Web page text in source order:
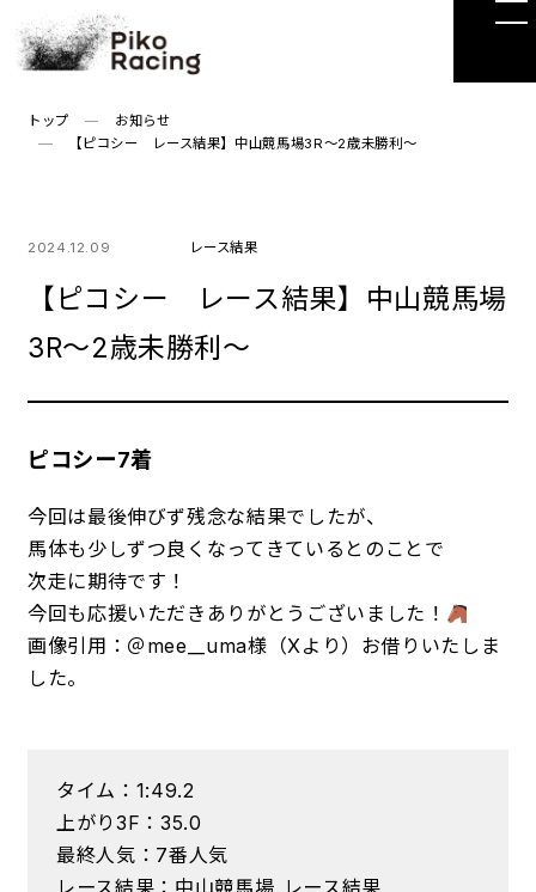
to
content
トップ
お知らせ
【ピコシー レース結果】中山競馬場3R～2歳未勝利～
2024.12.09 レース結果
【ピコシー レース結果】中山競馬場
3R～2歳未勝利～
ピコシー7着
今回は最後伸びず残念な結果でしたが、
馬体も少しずつ良くなってきているとのことで
次走に期待です！
今回も応援いただきありがとうございました！
画像引用：＠mee__uma様（Xより）お借りいたしま
した。
タイム：1:49.2
上がり3F：35.0
最終人気：7番人気
レース結果： 中山競馬場_レース結果